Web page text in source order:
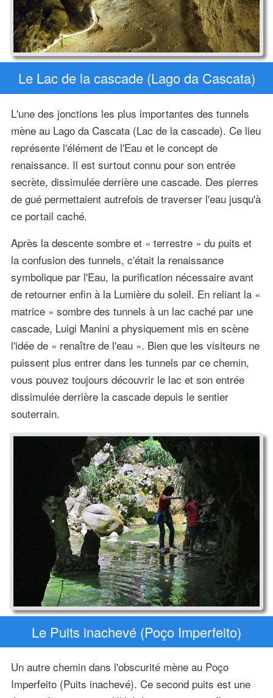
Le Lac de la cascade (Lago da Cascata)
L'une des jonctions les plus importantes des tunnels
mène au Lago da Cascata (Lac de la cascade). Ce lieu
représente l'élément de l'Eau et le concept de
renaissance. Il est surtout connu pour son entrée
secrète, dissimulée derrière une cascade. Des pierres
de gué permettaient autrefois de traverser l'eau jusqu'à
ce portail caché.
Après la descente sombre et « terrestre » du puits et
la confusion des tunnels, c'était la renaissance
symbolique par l'Eau, la purification nécessaire avant
de retourner enfin à la Lumière du soleil. En reliant la «
matrice » sombre des tunnels à un lac caché par une
cascade, Luigi Manini a physiquement mis en scène
l'idée de « renaître de l'eau ». Bien que les visiteurs ne
puissent plus entrer dans les tunnels par ce chemin,
vous pouvez toujours découvrir le lac et son entrée
dissimulée derrière la cascade depuis le sentier
souterrain.
Le Puits inachevé (Poço Imperfeito)
Un autre chemin dans l'obscurité mène au Poço
Imperfeito (Puits inachevé). Ce second puits est une